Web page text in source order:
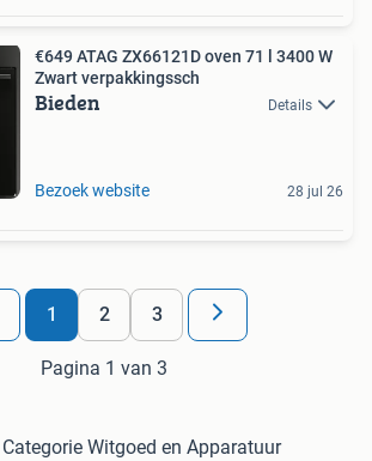
€649 ATAG ZX66121D oven 71 l 3400 W
Zwart verpakkingssch
Bieden Details
Bezoek website 28 jul 26
1 2 3
Pagina 1 van 3
Witgoed en Apparatuur